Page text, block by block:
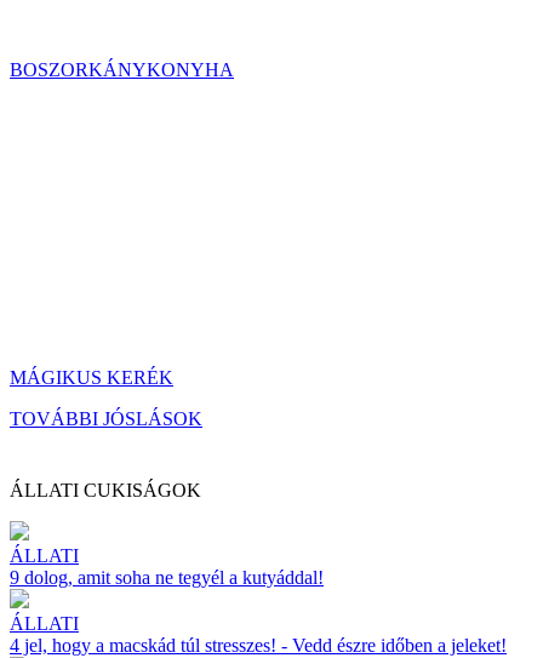
BOSZORKÁNYKONYHA
MÁGIKUS KERÉK
TOVÁBBI JÓSLÁSOK
ÁLLATI CUKISÁGOK
ÁLLATI
9 dolog, amit soha ne tegyél a kutyáddal!
ÁLLATI
4 jel, hogy a macskád túl stresszes! - Vedd észre időben a jeleket!